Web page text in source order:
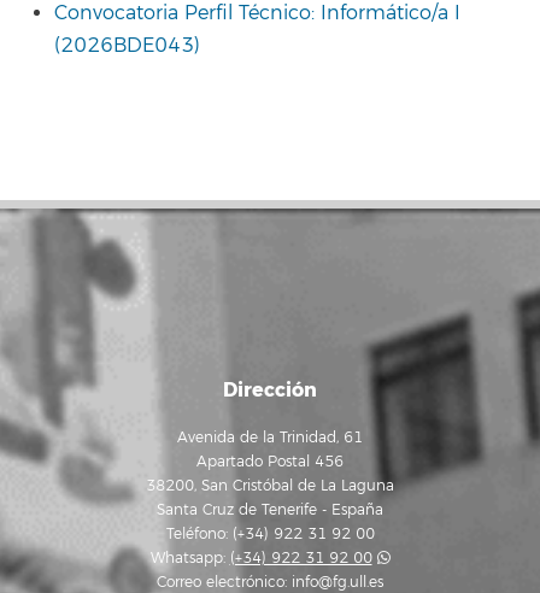
Convocatoria Perfil Técnico: Informático/a I
(2026BDE043)
Dirección
Avenida de la Trinidad, 61
Apartado Postal 456
38200, San Cristóbal de La Laguna
Santa Cruz de Tenerife - España
Teléfono: (+34) 922 31 92 00
Whatsapp: (+34) 922 31 92 00
Correo electrónico: info@fg.ull.es